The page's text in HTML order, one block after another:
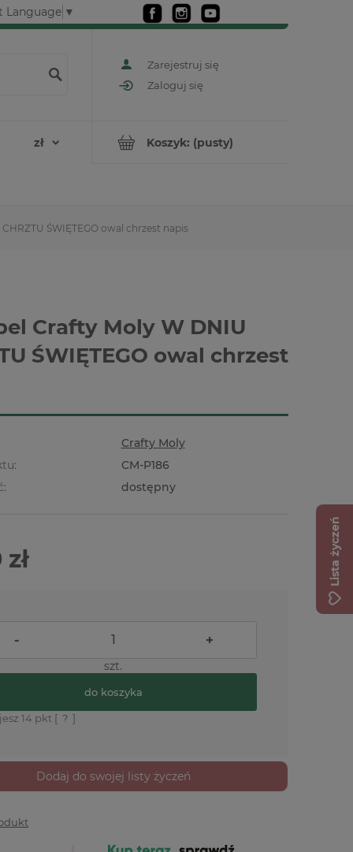
Language ▼
Zarejestruj się
Zaloguj się
Koszyk: (pusty)
ŚWIĘTEGO owal chrzest napis
Crafty Moly W DNIU
ŚWIĘTEGO owal chrzest
Crafty Moly
CM-P186
dostępny
- +
szt.
do koszyka
14 pkt [ ? ]
Dodaj do swojej listy życzeń
Lista życzeń